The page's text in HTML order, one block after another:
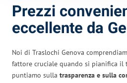
Prezzi
eccellente da
Noi di Traslochi Genova
fattore cruciale quando si pianifica il
puntiamo sulla trasparenza e sulla